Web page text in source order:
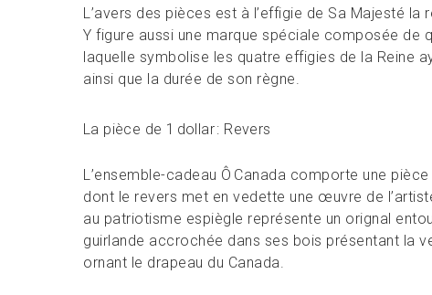
L’avers des pièces est à l’effigie de Sa Majesté la
Y figure aussi une marque spéciale composée de
laquelle symbolise les quatre effigies de la Reine
ainsi que la durée de son règne.
La pièce de 1 dollar : Revers
L’ensemble-cadeau Ô Canada comporte une
dont le revers met en vedette une œuvre de
au patriotisme espiègle représente un orignal
guirlande accrochée dans ses bois présentant la
ornant le drapeau du Canada.